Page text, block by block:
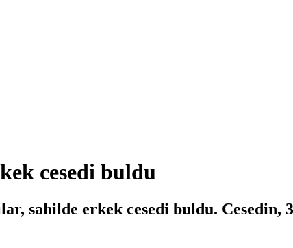
cesedi buldu
sahilde erkek cesedi buldu. Cesedin,